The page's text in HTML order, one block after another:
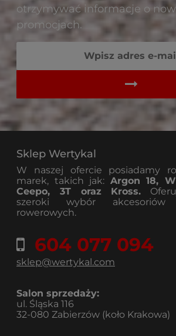
otrzymywać informacje o
promocjach.
Sklep Wertykal
W naszej ofercie posiadamy
marek, takich jak: Argon 18,
Ceepo, 3T oraz Kross.
szeroki wybór
rowerowych.
604 077 094
sklep@wertykal.com
Salon sprzedaży:
ul. Śląska 116
32-080 Zabierzów (koło Krakowa)